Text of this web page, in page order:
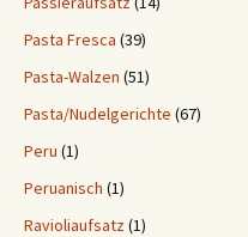
Pasta Fresca (39)
Pasta-Walzen (51)
Pasta/Nudelgerichte (67)
Peru (1)
Peruanisch (1)
Ravioliaufsatz(1)